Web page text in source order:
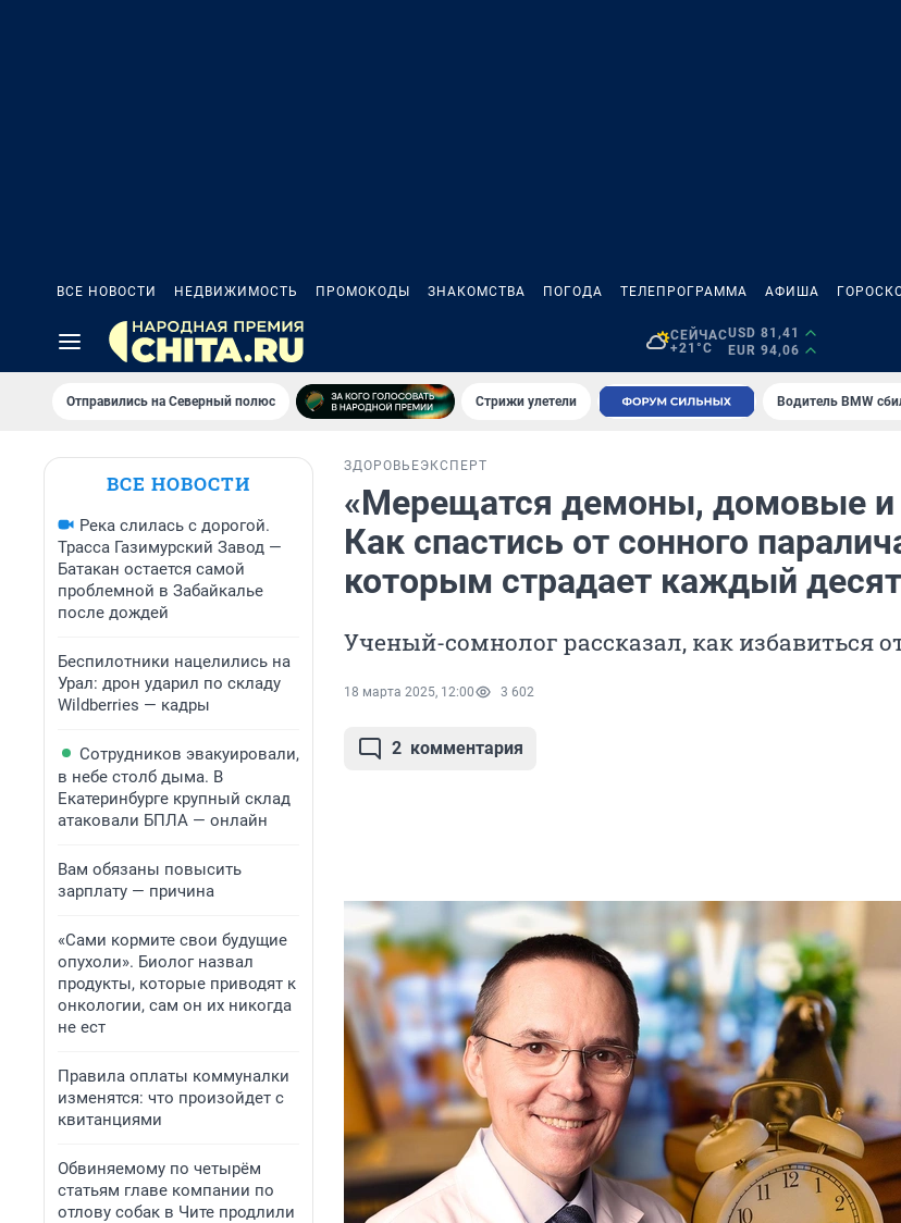
ВСЕ НОВОСТИ НЕДВИЖИМОСТЬ ПРОМОКОДЫ ЗНАКОМСТВА ПОГОДА ТЕЛЕПРОГРАММА АФИША
СЕЙЧАС
+21°C
USD 81,41
EUR 94,06
Отправились на Северный полюс Стрижи улетели Водитель BMW
ВСЕ НОВОСТИ
Река слилась с дорогой.
Трасса Газимурский Завод —
Батакан остается самой
проблемной в Забайкалье
после дождей
Беспилотники нацелились на
Урал: дрон ударил по складу
Wildberries — кадры
Сотрудников эвакуировали,
в небе столб дыма. В
Екатеринбурге крупный склад
атаковали БПЛА — онлайн
Вам обязаны повысить
зарплату — причина
«Сами кормите свои будущие
опухоли». Биолог назвал
продукты, которые приводят к
онкологии, сам он их никогда
не ест
Правила оплаты коммуналки
изменятся: что произойдет с
квитанциями
Обвиняемому по четырём
статьям главе компании по
отлову собак в Чите продлили
ЗДОРОВЬЕЭКСПЕРТ
«Мерещатся демоны, домовые и
Как спастись от сонного
которым страдает каждый
Ученый-сомнолог рассказал, как избавиться
18 марта 2025, 12:00 3 602
2 комментария